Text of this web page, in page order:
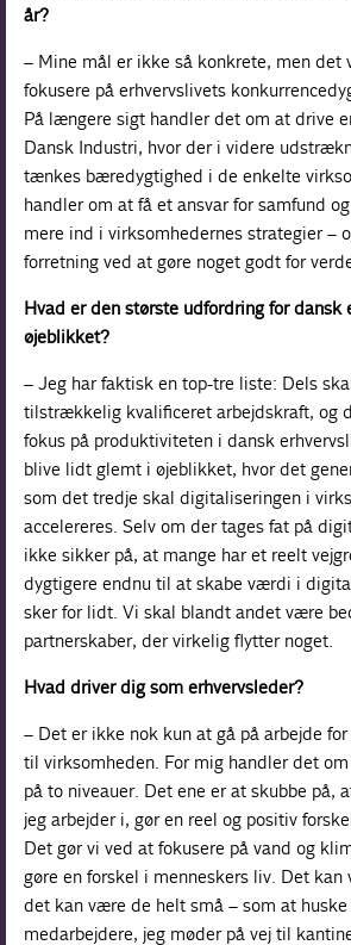
år?
– Mine mål er ikke så konkrete, men det
fokusere på erhvervslivets
På længere sigt handler det om at drive
Dansk Industri, hvor der i videre
tænkes bæredygtighed i de enkelte
handler om at få et ansvar for samfund
mere ind i virksomhedernes strategier –
forretning ved at gøre noget godt for
Hvad er den største udfordring for dansk
øjeblikket?
– Jeg har faktisk en top-tre liste: Dels
tilstrækkelig kvalificeret arbejdskraft, og
fokus på produktiviteten i dansk
blive lidt glemt i øjeblikket, hvor det
som det tredje skal digitaliseringen i
accelereres. Selv om der tages fat på
ikke sikker på, at mange har et reelt
dygtigere endnu til at skabe værdi i
sker for lidt. Vi skal blandt andet være
partnerskaber, der virkelig flytter noget.
Hvad driver dig som erhvervsleder?
– Det er ikke nok kun at gå på arbejde
til virksomheden. For mig handler det
på to niveauer. Det ene er at skubbe på,
jeg arbejder i, gør en reel og positiv
Det gør vi ved at fokusere på vand og
gøre en forskel i menneskers liv. Det
det kan være de helt små – som at
medarbejdere, jeg møder på vej til